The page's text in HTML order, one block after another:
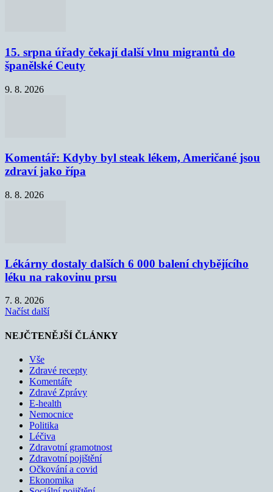
15. srpna úřady čekají další vlnu migrantů do
španělské Ceuty
9. 8. 2026
Komentář: Kdyby byl steak lékem, Američané jsou
zdraví jako řípa
8. 8. 2026
Lékárny dostaly dalších 6 000 balení chybějícího
léku na rakovinu prsu
7. 8. 2026
Načíst další
NEJČTENĚJŠÍ ČLÁNKY
Vše
Zdravé recepty
Komentáře
Zdravé Zprávy
E-health
Nemocnice
Politika
Léčiva
Zdravotní gramotnost
Zdravotní pojištění
Očkování a covid
Ekonomika